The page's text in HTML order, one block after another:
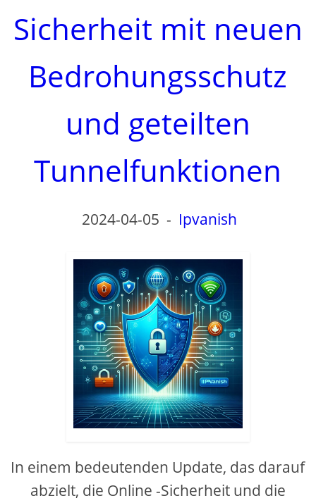
Sicherheit mit neuen
Bedrohungsschutz
und geteilten
Tunnelfunktionen
2024-04-05 - Ipvanish
In einem bedeutenden Update, das darauf
abzielt, die Online -Sicherheit und die